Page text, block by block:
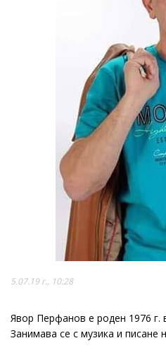
5.07.19 г., 10:28
Явор Перфанов е роден 1976 г.
Занимава се с музика и писане